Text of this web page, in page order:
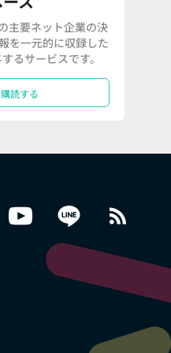
主要ネット企業の決
を一元的に収録した
るサービスです。
読する